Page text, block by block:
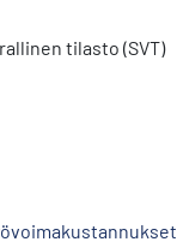
tilasto (SVT)